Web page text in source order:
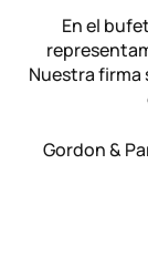
En el
Nuestra firma
Gordon &